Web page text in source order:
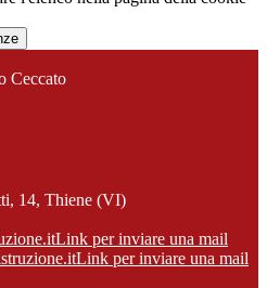
Ceccato
14, Thiene (VI)
Link per inviare una mail
Link per inviare una mail